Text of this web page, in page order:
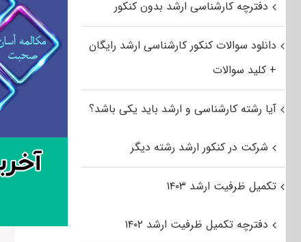
دفترچه کارشناسی ارشد بدون کنکور
دانلود سوالات کنکور کارشناسی ارشد رایگان
+ کلید سوالات
آیا رشته کارشناسی و ارشد باید یکی باشد؟
شرکت در کنکور ارشد رشته دیگر
تکمیل ظرفیت ارشد ۱۴۰۳
دفترچه تکمیل ظرفیت ارشد ۱۴۰۲